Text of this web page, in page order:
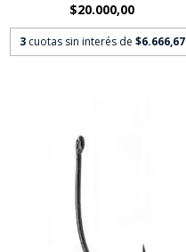
$20.000,00
3 cuotas sin interés de $6.666,67